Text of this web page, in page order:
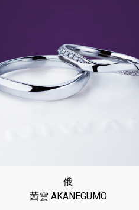
俄
茜雲 AKANEGUMO